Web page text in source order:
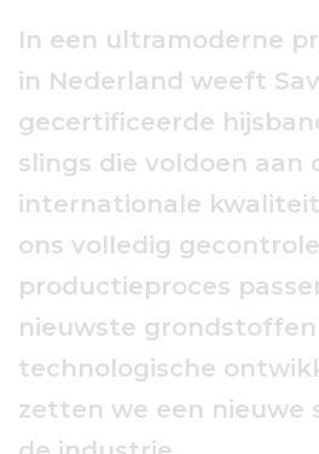
In een ultramoderne
in Nederland weeft
gecertificeerde
slings die voldoen aan
internationale
ons volledig
productieproces
nieuwste grondstoffen
technologische
zetten we een nieuwe